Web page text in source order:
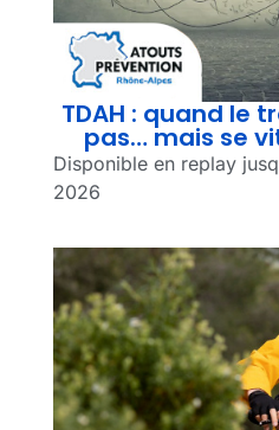
TDAH : quand le
pas… mais se
Disponible en replay
2026